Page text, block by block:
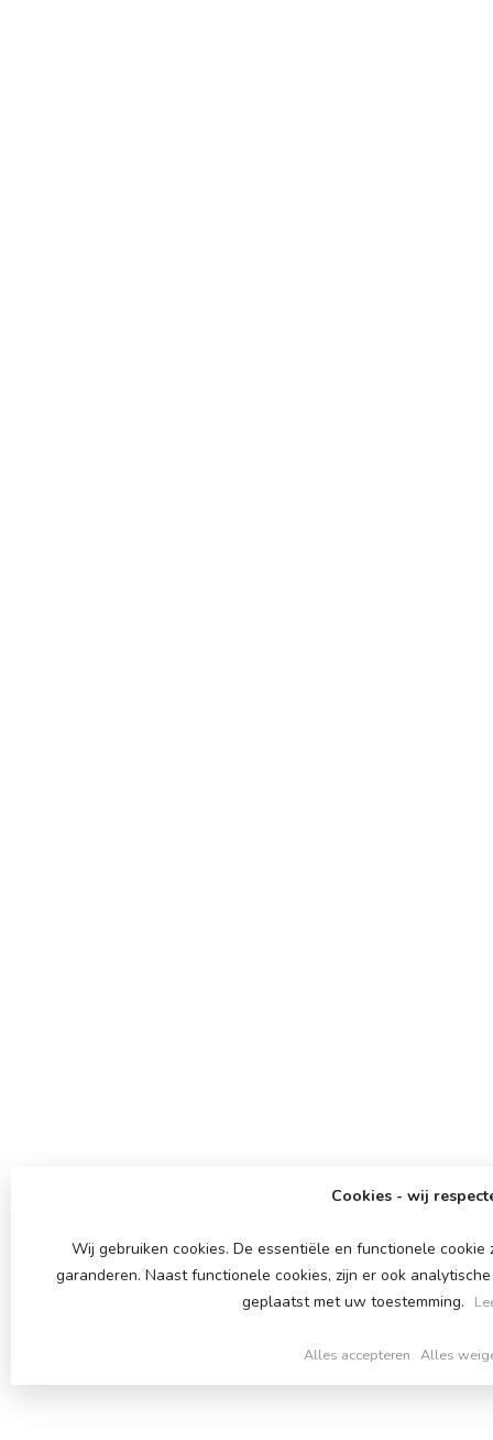
Cookies - wij
Wij gebruiken cookies. De essentiële en functionele
garanderen. Naast functionele cookies, zijn er ook
geplaatst met uw toestemming.
Alles accepteren Alles